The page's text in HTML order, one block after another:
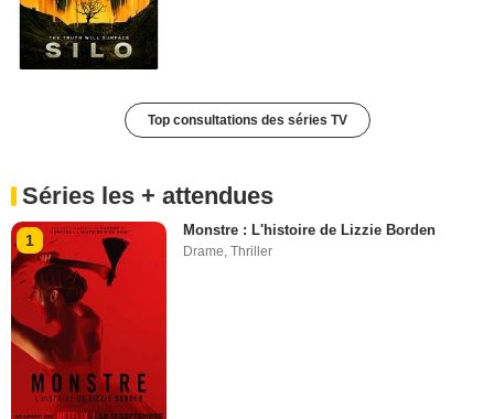
Top consultations des séries TV
Séries les + attendues
1
Monstre : L'histoire de Lizzie Borden
Drame,Thriller